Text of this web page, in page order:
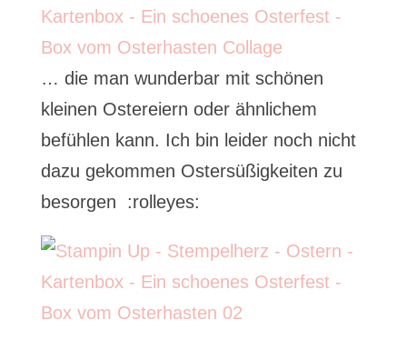
… die man wunderbar mit schönen
kleinen Ostereiern oder ähnlichem
befühlen kann. Ich bin leider noch nicht
dazu gekommen Ostersüßigkeiten zu
besorgen :rolleyes: